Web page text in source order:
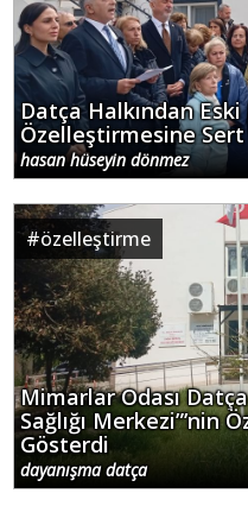
Datça Halkından
Özelleştirmesine
hasan hüseyin dönmez
#özelleştirme
Mimarlar Odası
Sağlığı
Gösterdi
dayanışma datça